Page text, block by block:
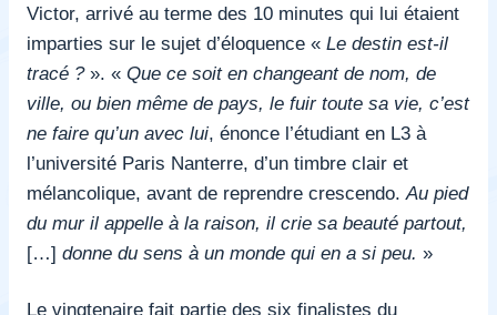
Victor, arrivé au terme des 10 minutes qui lui étaient
imparties sur le sujet d’éloquence « Le destin est-il
tracé ?». « Que ce soit en changeant de nom, de
ville, ou bien même de pays, le fuir toute sa vie, c’est
ne faire qu’un avec lui, énonce l’étudiant en L3 à
l’université Paris Nanterre, d’un timbre clair et
mélancolique, avant de reprendre crescendo. Au pied
du mur il appelle à la raison, il crie sa beauté partout,
[…] donne du sens à un monde qui en a si peu. »
Le vingtenaire fait partie des six finalistes du